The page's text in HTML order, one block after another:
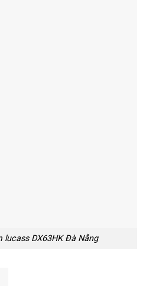
lucass DX63HK Đà Nẵng